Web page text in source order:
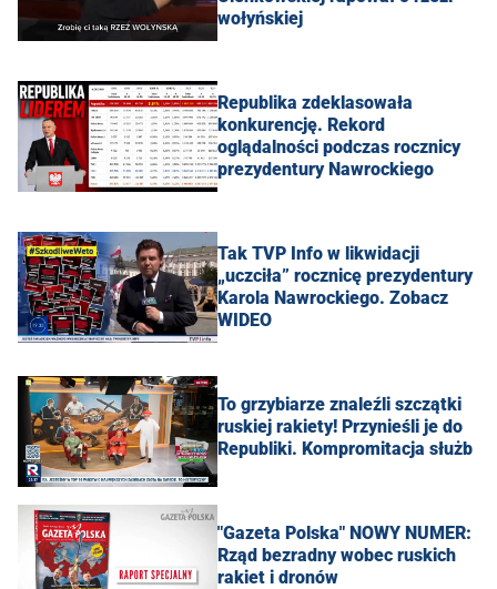
wołyńskiej
Republika zdeklasowała
konkurencję. Rekord
oglądalności podczas rocznicy
prezydentury Nawrockiego
Tak TVP Info w likwidacji
„uczciła” rocznicę prezydentury
Karola Nawrockiego. Zobacz
WIDEO
To grzybiarze znaleźli szczątki
ruskiej rakiety! Przynieśli je do
Republiki. Kompromitacja służb
"Gazeta Polska" NOWY NUMER:
Rząd bezradny wobec ruskich
rakiet i dronów